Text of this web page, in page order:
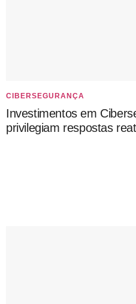
CIBERSEGURANÇA
Investimentos em
privilegiam respostas